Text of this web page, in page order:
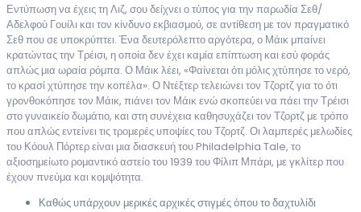
Εντύπωση να έχεις τη Λιζ, σου δείχνει ο τύπος για την παρωδία Σεθ/
Αδελφού Γουίλι και τον κίνδυνο εκβιασμού, σε αντίθεση με τον πραγματικό
Σεθ που σε υποκρύπτει. Ένα δευτερόλεπτο αργότερα, ο Μάικ μπαίνει
κρατώντας την Τρέισι, η οποία δεν έχει καμία επίπτωση και εσύ φοράς
απλώς μια ωραία ρόμπα. Ο Μάικ λέει, «Φαίνεται ότι μόλις χτύπησε το νερό,
το κρασί χτύπησε την κοπέλα». Ο Ντέξτερ τελειώνει τον Τζορτζ για το ότι
γρονθοκόπησε τον Μάικ, πιάνει τον Μάικ ενώ σκοπεύει να πάει την Τρέισι
στο γυναικείο δωμάτιο, και στη συνέχεια καθησυχάζει τον Τζορτζ με τρόπο
που απλώς εντείνει τις τρομερές υποψίες του Τζορτζ. Οι λαμπερές μελωδίες
του Κόουλ Πόρτερ είναι μια διασκευή του Philadelphia Tale, το
αξιοσημείωτο ρομαντικό αστείο του 1939 του Φίλιπ Μπάρι, με γκλίτερ που
έχουν πνεύμα και κομψότητα.
Καθώς υπάρχουν μερικές αρχικές στιγμές όπου το δαχτυλίδι